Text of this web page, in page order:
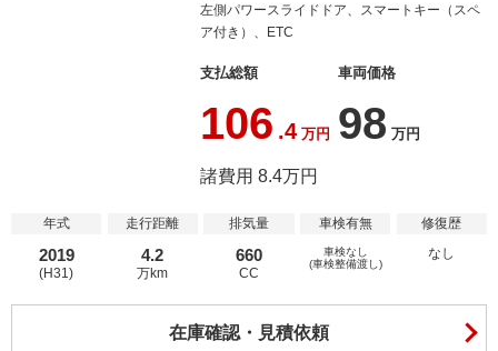
左側パワースライドドア、スマートキー（スペ
ア付き）、ETC
支払総額
106 .4 万円
車両価格
98 万円
諸費用 8.4万円
年式
2019
(H31)
走行距離
4.2
万km
排気量
660
CC
車検有無
車検なし
(車検整備渡し)
修復歴
なし
在庫確認・見積依頼